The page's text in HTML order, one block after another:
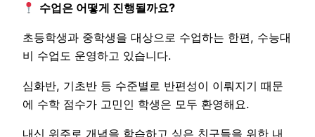
수업은 어떻게 진행될까요?
초등학생과 중학생을 대상으로 수업하는 한편, 수능대
비 수업도 운영하고 있습니다.
심화반, 기초반 등 수준별로 반편성이 이뤄지기 때문
에 수학 점수가 고민인 학생은 모두 환영해요.
내신 위주로 개념을 학습하고 싶은 친구들을 위한 내